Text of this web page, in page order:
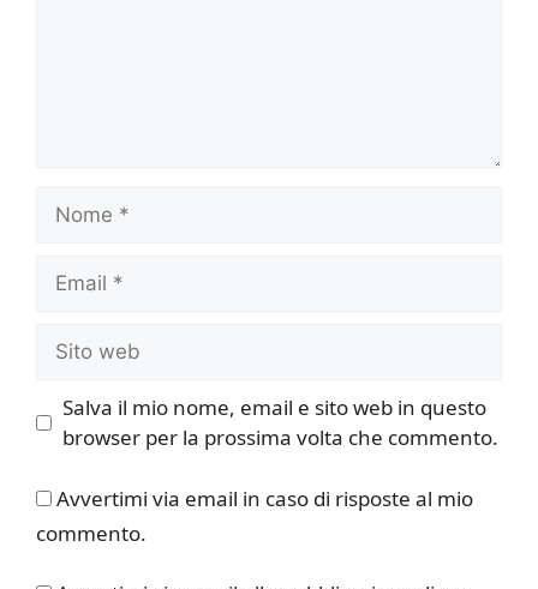
Nome
Email
Sito
web
Salva il mio nome, email e sito web in questo
browser per la prossima volta che commento.
Avvertimi via email in caso di risposte al mio
commento.